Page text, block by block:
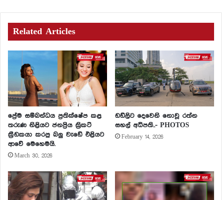
Related Articles
ප්‍රේම සම්බන්ධය ප්‍රතික්ෂේප කළ
තරුණ නිළියට ජනප්‍රිය ක්‍රිකට්
ක්‍රීඩකයා කරපු බලු වැඩේ එළියට
ආවේ මෙහෙමයි.
March 30, 2026
ඩඩ්ලිට දෙවෙනි නොවූ රත්න
සහල් අධිපති..- PHOTOS
February 14, 2026